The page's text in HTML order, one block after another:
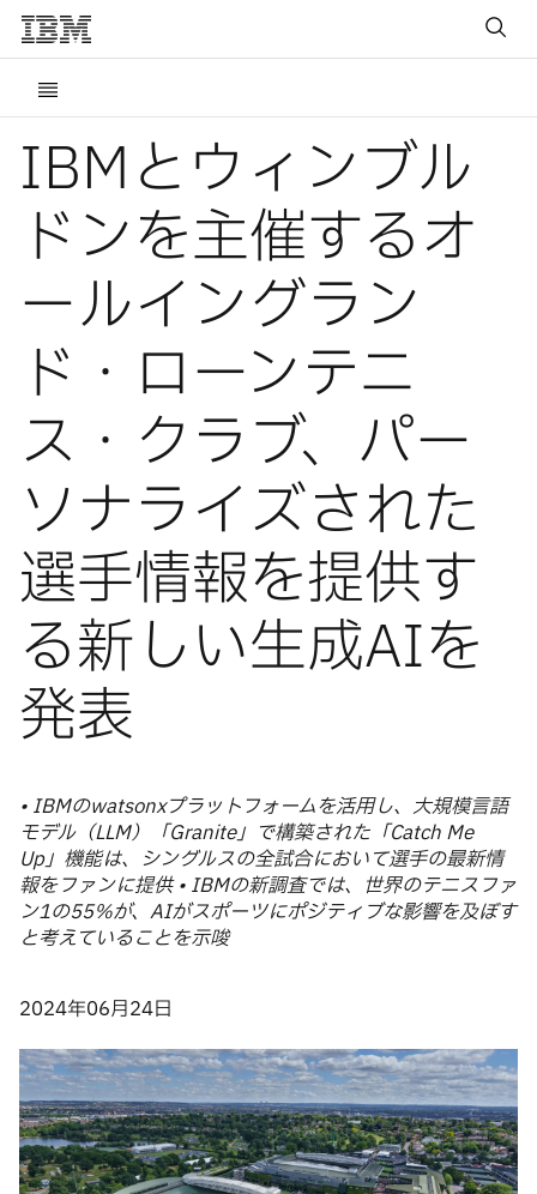
IBMとウィンブル
ドンを主催するオ
ールイングラン
ド・ローンテニ
ス・クラブ、パー
ソナライズされた
選手情報を提供す
る新しい生成AIを
発表
• IBMのwatsonxプラットフォームを活用し、大規模言語
モデル（LLM）「Granite」で構築された「Catch Me
Up」機能は、シングルスの全試合において選手の最新情
報をファンに提供 • IBMの新調査では、世界のテニスファ
ン1の55％が、AIがスポーツにポジティブな影響を及ぼす
と考えていることを示唆
2024年06月24日